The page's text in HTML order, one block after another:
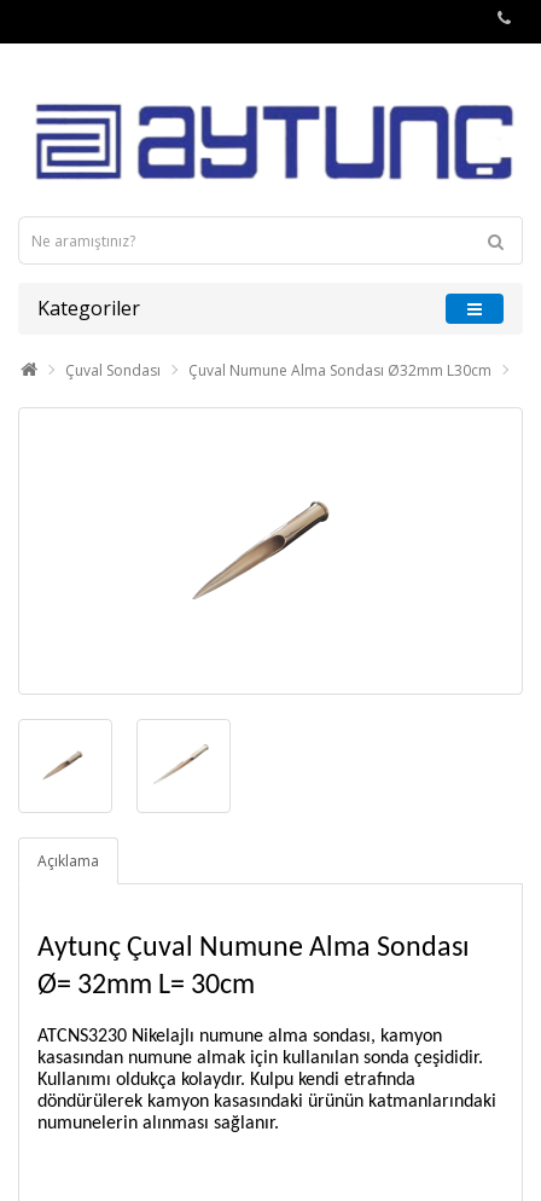
Kategoriler
Çuval Sondası Çuval Numune Alma Sondası Ø32mm L30cm
Açıklama
Aytunç Çuval Numune Alma Sondası
Ø= 32mm L= 30cm
ATCNS3230 Nikelajlı numune alma sondası, kamyon
kasasından numune almak için kullanılan sonda çeşididir.
Kullanımı oldukça kolaydır. Kulpu kendi etrafında
döndürülerek kamyon kasasındaki ürünün katmanlarındaki
numunelerin alınması sağlanır.